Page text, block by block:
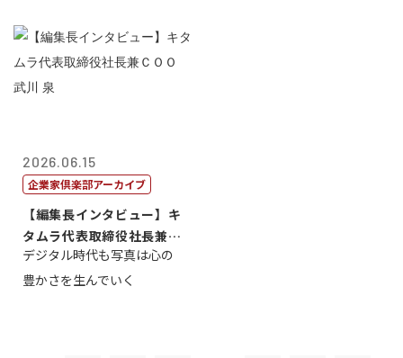
2026.06.15
企業家倶楽部アーカイブ
【編集長インタビュー】キ
タムラ代表取締役社長兼Ｃ
ＯＯ 武川 ...
デジタル時代も写真は心の
豊かさを生んでいく